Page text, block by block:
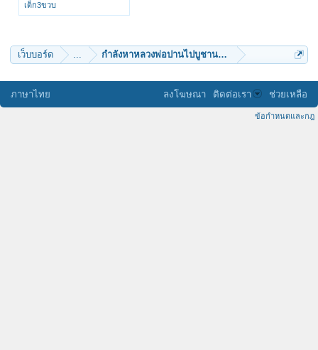
เด็ก3ขวบ
เว็บบอร์ด ... กำลังหาหลวงพ่อปานไปบูชานะครับ รบกวนอีกองค์ครับ
ภาษาไทย ลงโฆษณา ติดต่อเรา ช่วยเหลือ
ข้อกำหนดและกฎ